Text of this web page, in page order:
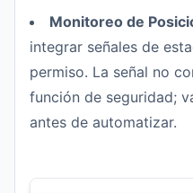
Monitoreo de
integrar señales de
permiso. La señal no
función de seguridad;
antes de automatizar.